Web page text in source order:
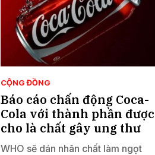
CỘNG ĐỒNG
Báo cáo chấn động Coca-
Cola với thành phần được
cho là chất gây ung thư
WHO sẽ dán nhãn chất làm ngọt